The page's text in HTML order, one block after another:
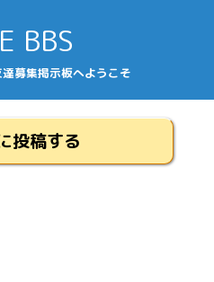
BBS
募集掲示板へようこそ
投稿する